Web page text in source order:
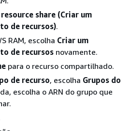
share (Criar um
de recursos).
RAM, escolha Criar um
de recursos novamente.
para o recurso compartilhado.
de recurso, escolha Grupos do
escolha o ARN do grupo que